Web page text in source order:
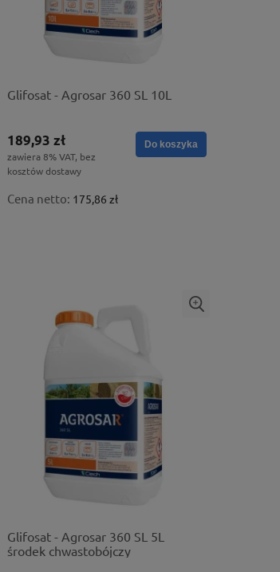
Glifosat - Agrosar 360 SL 10L
189,93 zł
zawiera 8% VAT, bez
kosztów dostawy
Cena netto: 175,86 zł
Do koszyka
Glifosat - Agrosar 360 SL 5L
środek chwastobójczy